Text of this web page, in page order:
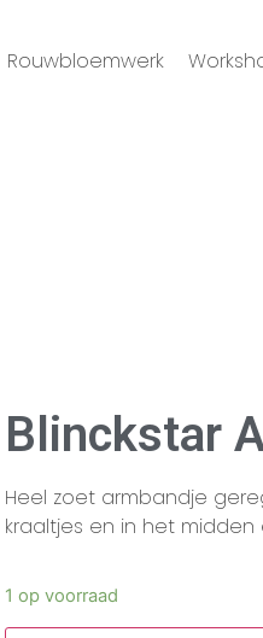
Rouwbloemwerk
Blinckstar
Heel zoet armbandje
kraaltjes en in het
1 op voorraad